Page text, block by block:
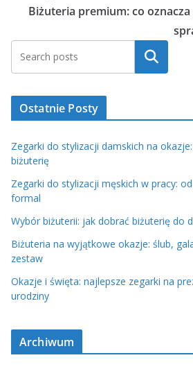
Biżuteria premium: co
Szukaj
Ostatnie Posty
Zegarki do stylizacji damskich na
biżuterię
Zegarki do stylizacji męskich w pracy:
formal
Wybór biżuterii: jak dobrać biżuterię do
Biżuteria na wyjątkowe okazje: ślub,
zestaw
Okazje i święta: najlepsze zegarki na
urodziny
Archiwum